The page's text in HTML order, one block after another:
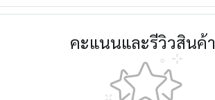
คะแนนและรีวิวสินค้า